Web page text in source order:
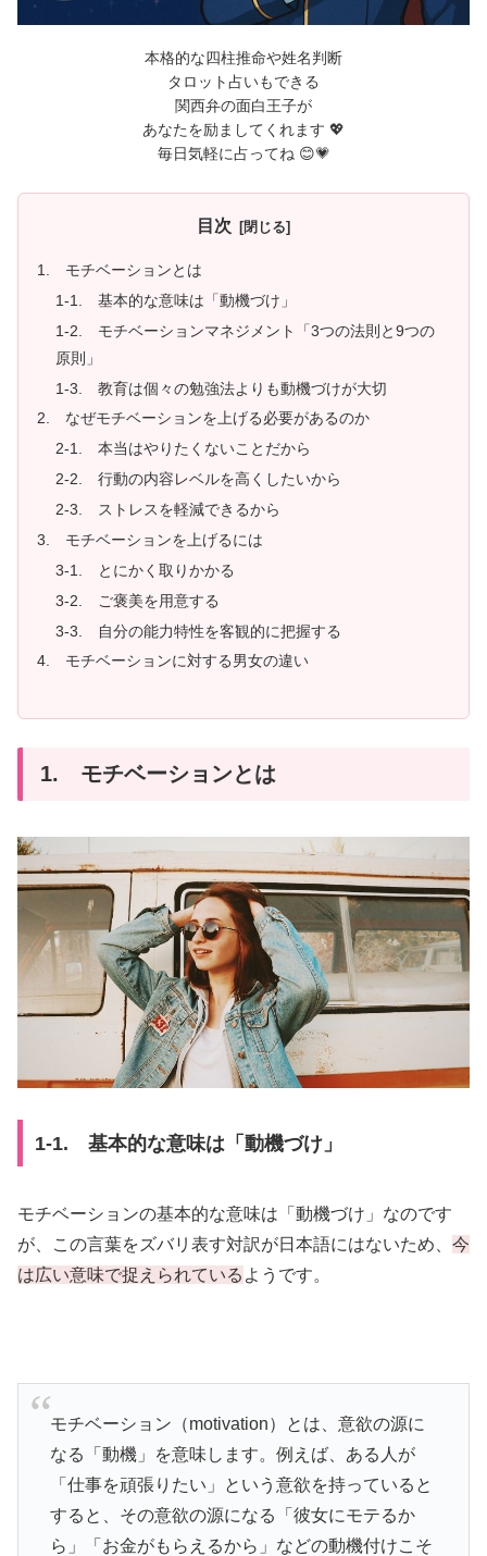
本格的な四柱推命や姓名判断
タロット占いもできる
関西弁の面白王子が
あなたを励ましてくれます 💖
毎日気軽に占ってね 😊💗
目次
1. モチベーションとは
1-1. 基本的な意味は「動機づけ」
1-2. モチベーションマネジメント「3つの法則と9つの
原則」
1-3. 教育は個々の勉強法よりも動機づけが大切
2. なぜモチベーションを上げる必要があるのか
2-1. 本当はやりたくないことだから
2-2. 行動の内容レベルを高くしたいから
2-3. ストレスを軽減できるから
3. モチベーションを上げるには
3-1. とにかく取りかかる
3-2. ご褒美を用意する
3-3. 自分の能力特性を客観的に把握する
4. モチベーションに対する男女の違い
1. モチベーションとは
1-1. 基本的な意味は「動機づけ」
モチベーションの基本的な意味は「動機づけ」なのです
が、この言葉をズバリ表す対訳が日本語にはないため、 今
は広い意味で捉えられている ようです。
モチベーション（motivation）とは、意欲の源に
なる「動機」を意味します。例えば、ある人が
「仕事を頑張りたい」という意欲を持っていると
すると、その意欲の源になる「彼女にモテるか
ら」「お金がもらえるから」などの動機付けこそ